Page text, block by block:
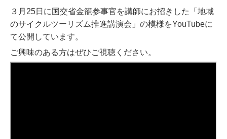
３月25日に国交省金籠参事官を講師にお招きした「地域
のサイクルツーリズム推進講演会」の模様をYouTubeに
て公開しています。
ご興味のある方はぜひご視聴ください。